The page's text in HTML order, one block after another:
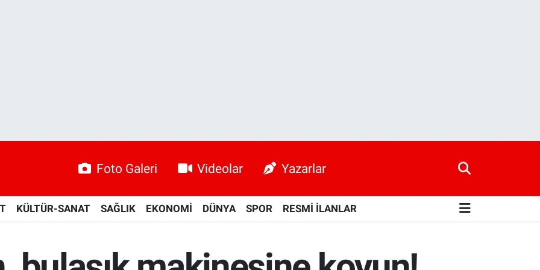
Foto Galeri Videolar Yazarlar
KÜLTÜR-SANAT SAĞLIK EKONOMİ DÜNYA SPOR RESMİ İLANLAR